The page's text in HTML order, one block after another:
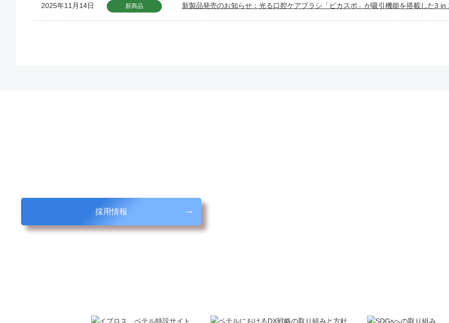
2025年11月14日 新商品 新製品発売のお知らせ：光る口腔ケアブラシ「ピカスポ」が吸引機能を搭載した3 in
採用情報